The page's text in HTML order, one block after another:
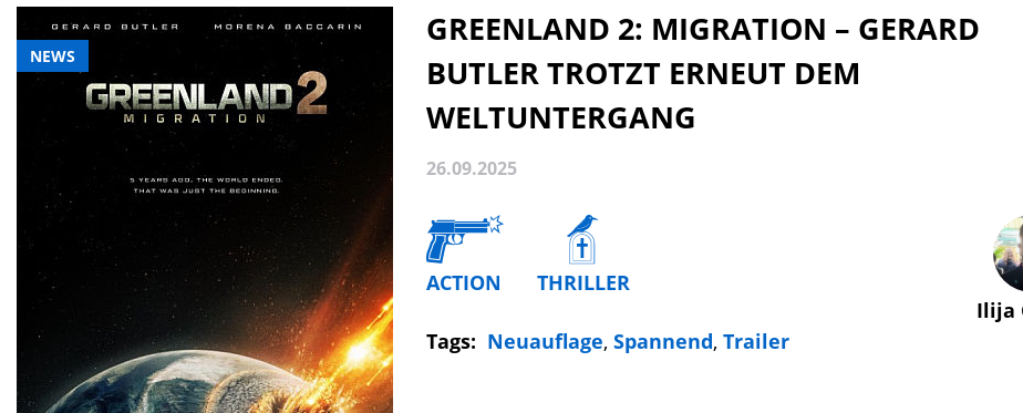
NEWS
GREENLAND 2: MIGRATION – GERARD
BUTLER TROTZT ERNEUT DEM
WELTUNTERGANG
26.09.2025
ACTION THRILLER
Tags: Neuauflage, Spannend, Trailer
Ilija